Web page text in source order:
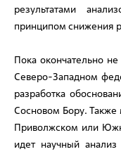
результатами
принципом снижения
Пока окончательно
Северо-Западном
разработка
Сосновом Бору. Также
Приволжском или
идет научный